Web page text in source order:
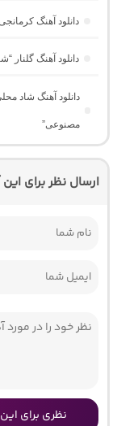
دانلود آهنگ
دانلود آهنگ گلنار
دانلود آهنگ شاد
مصنوعی”
ارسال نظر برای
نظری برای